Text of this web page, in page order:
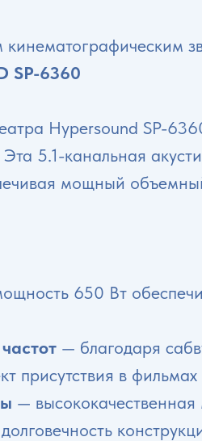
SP-6360
Hypersound SP-
5.1-канальная
мощный
650 Вт
— благодаря
присутствия в
—